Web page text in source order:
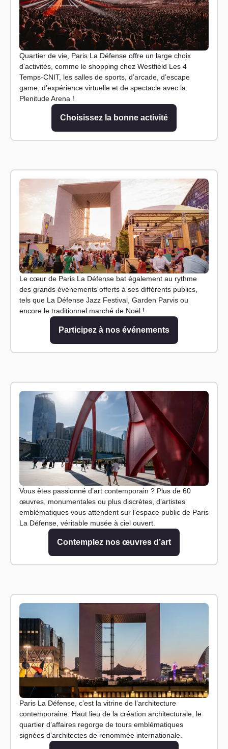
Quartier de vie, Paris La Défense offre un large choix
d’activités, comme le shopping chez Westfield Les 4
Temps-CNIT, les salles de sports, d’arcade, d’escape
game, d’expérience virtuelle et de spectacle avec la
Plenitude Arena !
Choisissez la bonne activité
Le cœur de Paris La Défense bat également au rythme
des grands événements offerts à ses différents publics,
tels que La Défense Jazz Festival, Garden Parvis ou
encore le traditionnel marché de Noël !
Participez à nos événements
Vous êtes passionné d’art contemporain ? Plus de 60
œuvres, monumentales ou plus discrètes, d’artistes
emblématiques vous attendent sur l’espace public de Paris
La Défense, véritable musée à ciel ouvert.
Contemplez nos œuvres d’art
Paris La Défense, c’est la vitrine de l’architecture
contemporaine. Haut lieu de la création architecturale, le
quartier d’affaires regorge de tours emblématiques
signées d’architectes de renommée internationale.